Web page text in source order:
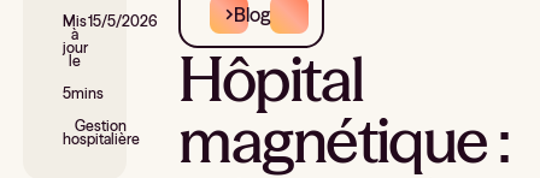
Mis
à
jour
le
15/5/2026
5mins
Gestion
hospitalière
Blog
Hôpital
magnétique :